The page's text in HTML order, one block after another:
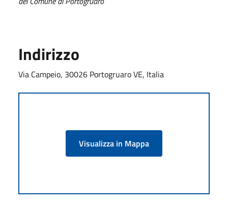
Indirizzo
Via Campeio, 30026 Portogruaro VE, Italia
Visualizza in Mappa